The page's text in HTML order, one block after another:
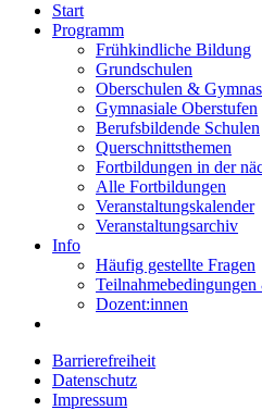
Start
Programm
Frühkindliche Bildung
Grundschulen
Oberschulen &
Gymnasiale Oberstufen
Berufsbildende Schulen
Querschnittsthemen
Fortbildungen in der
Alle Fortbildungen
Veranstaltungskalender
Veranstaltungsarchiv
Info
Häufig gestellte Fragen
Dozent:innen
Barrierefreiheit
Datenschutz
Impressum